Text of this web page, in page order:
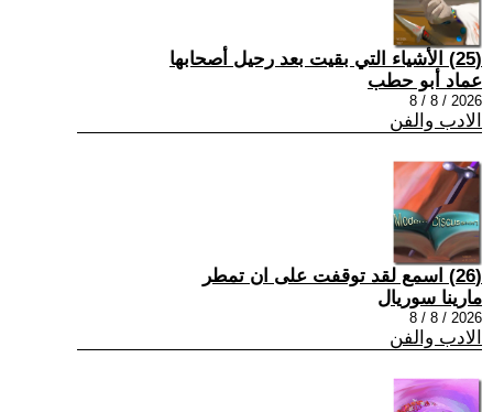
(25) الأشياء التي بقيت بعد رحيل أصحابها
عماد أبو حطب
2026 / 8 / 8
الادب والفن
(26) اسمع لقد توقفت على ان تمطر
مارينا سوريال
2026 / 8 / 8
الادب والفن